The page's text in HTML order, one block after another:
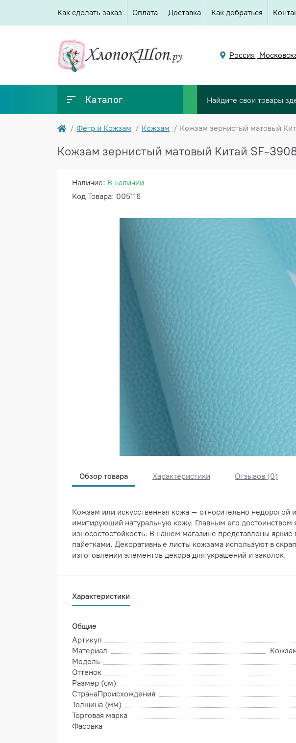
Как сделать заказ Оплата Доставка Как добраться
Россия,
Каталог
Фетр и Кожзам Кожзам Кожзам зернистый матовый
Кожзам зернистый матовый Китай SF-
Наличие: В наличии
Код Товара: 005116
Обзор товара Характеристики Отзывов (0)
Кожзам или искусственная кожа – относительно недорогой
имитирующий натуральную кожу. Главным его достоинством
износостостойкость. В нашем магазине представлены
пайетками. Декоративные листы кожзама используют в
изготовлении элементов декора для украшений и заколок.
Характеристики
Общие
Артикул
Материал
Модель
Оттенок
Размер (см)
СтранаПроисхождения
Толщина (мм)
Торговая марка
Фасовка